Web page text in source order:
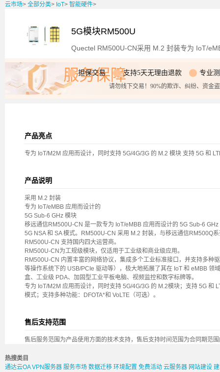
云市场> 全部分类> IoT> 智能硬件>
5G模块RM500U
Quectel RM500U-CN采用 M.2 封装专为 IoT/
服务保障
担保交易 支持5天无理由退款 专业
请勿线下交易！90%的欺诈、纠纷、资金
产品亮点
专为 IoT/M2M 应用而设计，同时支持 5G/4G/3G 的 M.2 模块 支持 5G 和
产品说明
采用 M.2 封装
专为 IoT/eMBB 应用而设计的
5G Sub-6 GHz 模块
移远通信RM500U-CN 是一款专为 IoT/eMBB 应用而设计的 5G Sub-6
5G NSA 和 SA 模式。RM500U-CN 采用 M.2 封装，与移远通信RM500Q
RM500U-CN 支持国内四大运营商。
RM500U-CN为工规级模块，仅适用于工业级和商业级应用。
RM500U-CN 内置丰富的网络协议，集成多个工业标准接口，并支持多种
等操作系统下的 USB/PCIe 驱动等），极大地拓展了其在 IoT 和 eMBB 领
盒、工业级 PDA、加固型工业平板电脑、视频监控和数字标牌等。
专为 IoT/M2M 应用而设计，同时支持 5G/4G/3G 的 M.2模块；支持 5G 和
模式；支持多种功能：DFOTA*和 VoLTE（可选）。
售后支持范围
售后服务范围为产品使用方面的技术支持，售后支持时间范围为合同期范
热搜类目
通达云OA VPN服务器 服务市场 数据迁移 环境配置 免费活动 云服务器 网站建设